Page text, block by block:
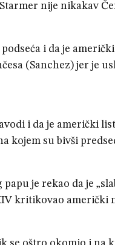
nije nikakav
i da je
(Sanchez) jer je
i da je američki
kojem su bivši
je rekao da je
kritikovao američki